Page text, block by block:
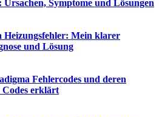
Ursachen, Symptome und Lösungen
Heizungsfehler: Mein klarer
und Lösung
Fehlercodes und deren
Codes erklärt